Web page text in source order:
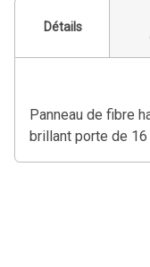
Détails
Panneau de fibre
brillant porte de